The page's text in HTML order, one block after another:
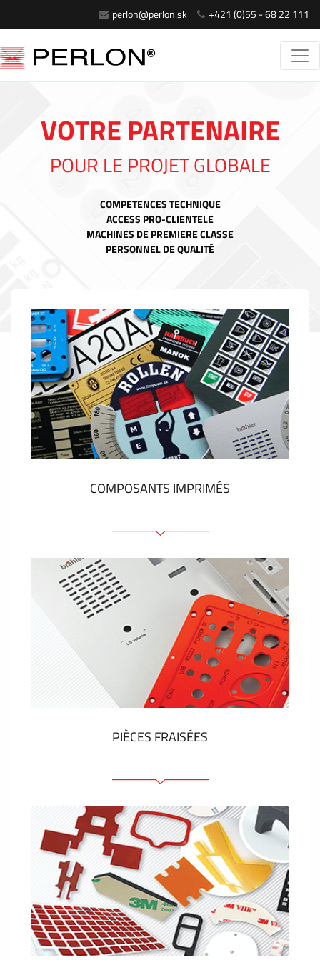
perlon@perlon.sk +421 (0)55 - 68 22 111
VOTRE PARTENAIRE
POUR LE PROJET GLOBALE
COMPETENCES TECHNIQUE
ACCESS PRO-CLIENTELE
MACHINES DE PREMIERE CLASSE
PERSONNEL DE QUALITÉ
COMPOSANTS IMPRIMÉS
Faces avant plastique
Clavier a membrane
Plaques industrielles métalliques
Autocollants et étiquettes
Étiquettes en plastique et tags
VOIR PLUS
PIÈCES FRAISÉES
Face avant ou arrière en aluminium ou matière
plastique
Panneaux anodisés
Panneaux colorés
Panneaux avec éléments de presse
Étiquettes gravees